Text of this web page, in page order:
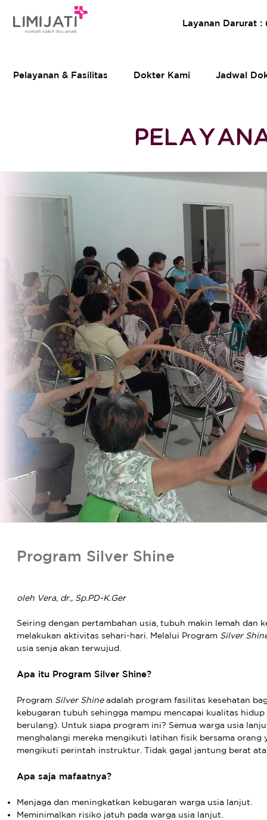
Layanan Darurat
Pelayanan & Fasilitas Dokter Kami Jadwal
Program Silver Shine
oleh Vera, dr., Sp.PD-K.Ger
Seiring dengan pertambahan usia, tubuh makin lemah dan
melakukan aktivitas sehari-hari. Melalui Program Silver
usia senja akan terwujud.
Apa itu Program Silver Shine?
Program Silver Shineadalah program fasilitas kesehatan
kebugaran tubuh sehingga mampu mencapai kualitas
berulang). Untuk siapa program ini? Semua warga usia
menghalangi mereka mengikuti latihan fisik bersama
mengikuti perintah instruktur. Tidak gagal jantung berat
Apa saja mafaatnya?
Menjaga dan meningkatkan kebugaran warga usia lanjut.
Meminimalkan risiko jatuh pada warga usia lanjut.